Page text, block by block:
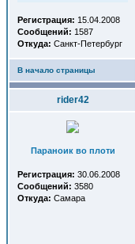
Регистрация: 15.04.2008
Сообщений: 1587
Откуда: Санкт-Петербург
В начало страницы
rider42
Параноик во плоти
Регистрация: 30.06.2008
Сообщений: 3580
Откуда: Самара